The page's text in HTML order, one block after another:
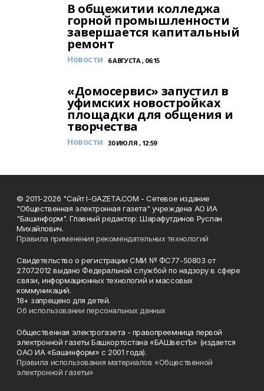
В общежитии колледжа
горной промышленности
завершается капитальный
ремонт
Новости 6 АВГУСТА , 06:15
«Домосервис» запустил в
уфимских новостройках
площадки для общения и
творчества
Новости 30 ИЮЛЯ , 12:59
© 2011-2026 "Сайт I-GAZETA.COM - Сетевое издание
"Общественная электронная газета" учреждена АО ИА
"Башинформ". Главный редактор: Шарафутдинов Руслан
Михайлович.
Правила применения рекомендательных технологий
Свидетельство о регистрации СМИ № ФС77-50803 от
27.07.2012 выдано Федеральной службой по надзору в сфере
связи, информационных технологий и массовых
коммуникаций.
18+ запрещено для детей.
Об использовании персональных данных
Общественная электрогазета - правопреемница первой
электронной газеты Башкортостана «БАШвестЪ» (издается
ОАО ИА «Башинформ» с 2001 года).
Правила использования материалов «Общественной
электронной газеты»